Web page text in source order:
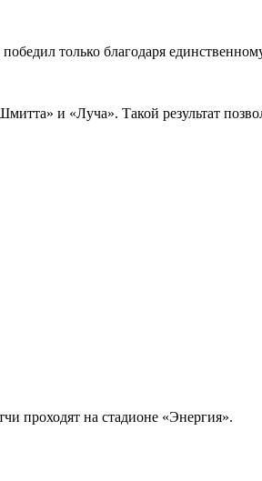
только благодаря
и «Луча». Такой результат
проходят на стадионе «Энергия».